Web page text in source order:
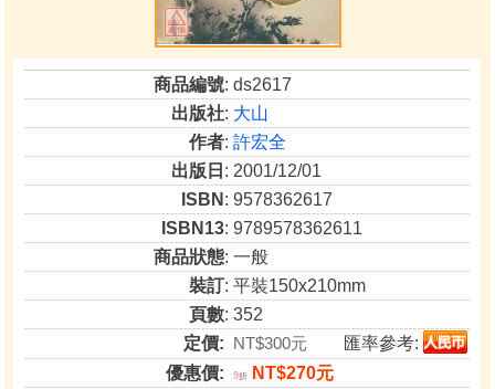
商品編號: ds2617
出版社: 大山
作者:許宏全
出版日 : 2001/12/01
ISBN : 9578362617
ISBN13: 9789578362611
商品狀態: 一般
裝訂: 平裝150x210mm
頁數: 352
定價: NT$300元
匯率參考:
優惠價:
9折
NT$270元